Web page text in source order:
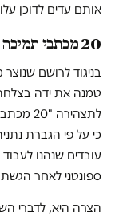
אותם עדים לדוכן
20 מכתבי תמיכה ואהדה ספונטניים
בניגוד לרושם
טמנה את ידה
כי על פי הגברת
עובדים שנהנו
ספונטני לאחר
הצרה היא, לדברי